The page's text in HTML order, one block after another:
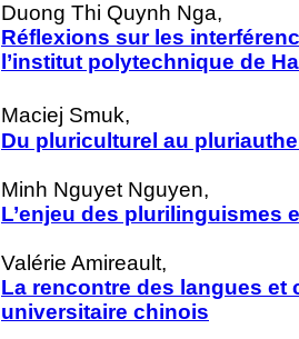
Duong Thi Quynh Nga,
Réflexions sur les
l’institut polytechnique de
Maciej Smuk,
Du pluriculturel au
Minh Nguyet Nguyen,
L’enjeu des plurilinguismes
Valérie Amireault,
La rencontre des langues et
universitaire chinois